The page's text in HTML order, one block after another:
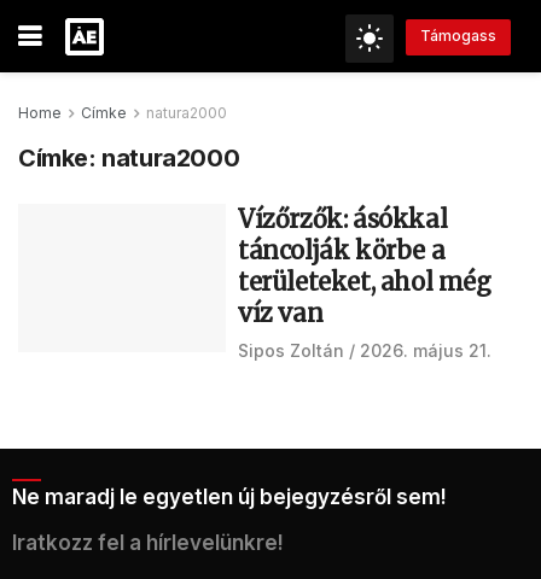
Támogass
Home Címke natura2000
Címke: natura2000
Vízőrzők: ásókkal
táncolják körbe a
területeket, ahol még
víz van
Sipos Zoltán 2026. május 21.
Ne maradj le egyetlen új bejegyzésről sem!
Iratkozz fel a hírlevelünkre!